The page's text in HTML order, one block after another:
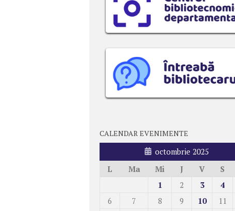
CALENDAR EVENIMENTE
octombrie 2025
L
Ma Mi J V
S
1
2 3
4
6
7 8 9 10
11